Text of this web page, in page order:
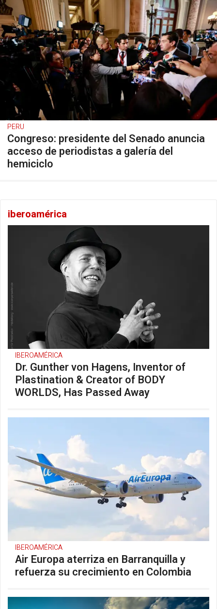
PERU
Congreso: presidente del Senado anuncia
acceso de periodistas a galería del
hemiciclo
iberoamérica
IBEROAMÉRICA
Dr. Gunther von Hagens, Inventor of
Plastination & Creator of BODY
WORLDS, Has Passed Away
IBEROAMÉRICA
Air Europa aterriza en Barranquilla y
refuerza su crecimiento en Colombia